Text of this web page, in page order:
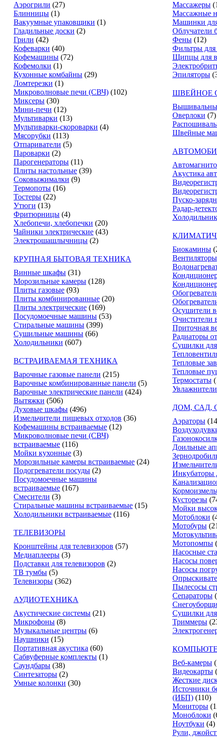
Аэрогрили (27)
Блинницы (1)
Вакуумные упаковщики (1)
Гладильные доски (2)
Грили (42)
Кофеварки (40)
Кофемашины (72)
Кофемолки (1)
Кухонные комбайны (29)
Ломтерезки (1)
Микроволновые печи (СВЧ) (102)
Миксеры (30)
Мини-печи (12)
Мультиварки (13)
Мультиварки-скороварки (4)
Мясорубки (113)
Отпариватели (5)
Пароварки (2)
Парогенераторы (11)
Плиты настольные (39)
Соковыжималки (9)
Термопоты (16)
Тостеры (22)
Утюги (13)
Фритюрницы (4)
Хлебопечи, хлебопечки (20)
Чайники электрические (43)
Электрошашлычницы (2)
КРУПНАЯ БЫТОВАЯ ТЕХНИКА
Винные шкафы (31)
Морозильные камеры (128)
Плиты газовые (93)
Плиты комбинированные (20)
Плиты электрические (169)
Посудомоечные машины (53)
Стиральные машины (399)
Сушильные машины (66)
Холодильники (607)
ВСТРАИВАЕМАЯ ТЕХНИКА
Варочные газовые панели (215)
Варочные комбинированные панели (5)
Варочные электрические панели (424)
Вытяжки (506)
Духовые шкафы (496)
Измельчители пищевых отходов (36)
Кофемашины встраиваемые (12)
Микроволновые печи (СВЧ)
встраиваемые (116)
Мойки кухонные (3)
Морозильные камеры встраиваемые (24)
Подогреватели посуды (2)
Посудомоечные машины
встраиваемые (167)
Смесители (3)
Стиральные машины встраиваемые (15)
Холодильники встраиваемые (116)
ТЕЛЕВИЗОРЫ
Кронштейны для телевизоров (57)
Медиаплееры (3)
Подставки для телевизоров (2)
ТВ тумбы (5)
Телевизоры (362)
АУДИОТЕХНИКА
Акустические системы (21)
Микрофоны (8)
Музыкальные центры (6)
Наушники (15)
Портативная акустика (60)
Сабвуферные комплекты (1)
Саундбары (38)
Синтезаторы (2)
Умные колонки (30)
Массажеры
Массажные
Машинки
Облучатели
Фены (12)
Фильтры
Щипцы для
Эпиляторы
ШВЕЙНОЕ
Оверлоки (7)
Швейные
Акустика
Пуско-
Радар-
Биокамины
Вентиляторы
Осушители
Очистители
Приточная
Радиаторы
Сушилки
Тепловые
Тепловые
Термостаты
ДОМ, САД,
Аэраторы
Доильные
Инкубаторы
Кусторезы
Мойки
Мотоблоки
Мотобуры
Мотопомпы
Насосные
Насосы
Насосы
Пылесосы
Сепараторы
Сушилки
Триммеры
Веб-камеры
Видеокарты
Жесткие
Источники
(ИБП) (110)
Мониторы
Моноблоки
Ноутбуки (4)
Рули,